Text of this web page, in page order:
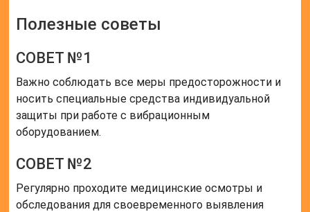
Полезные советы
СОВЕТ №1
Важно соблюдать все меры предосторожности и
носить специальные средства индивидуальной
защиты при работе с вибрационным
оборудованием.
СОВЕТ №2
Регулярно проходите медицинские осмотры и
обследования для своевременного выявления